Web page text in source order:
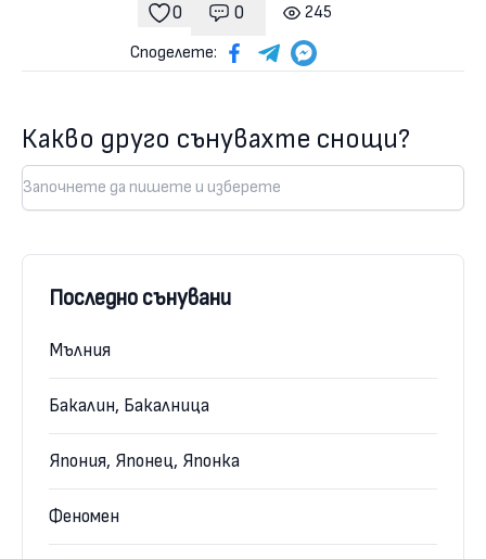
0
харесвания
0
Коментари
245
гледания
Споделете:
Какво друго сънувахте снощи?
Последно сънувани
Мълния
Бакалин, Бакалница
Япония, Японец, Японка
Феномен